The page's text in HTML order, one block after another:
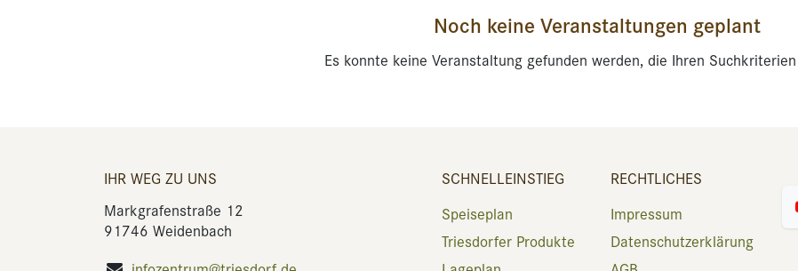
Noch keine Veranstaltungen geplant
Es konnte keine Veranstaltung gefunden werden, die Ihren
IHR WEG ZU UNS
Markgrafenstraße 12
91746 Weidenbach
SCHNELLEINSTIEG
Speiseplan
Triesdorfer Produkte
RECHTLICHES
Impressum
Datenschutzerklärung